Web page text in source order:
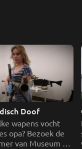
Doof
wapens vocht
opa? Bezoek de
van Museum